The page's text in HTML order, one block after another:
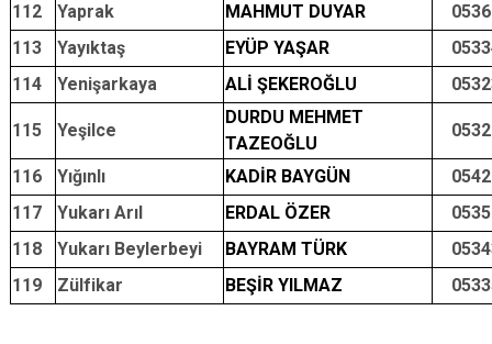
112
Yaprak MAHMUT DUYAR
113
Yayıktaş EYÜP YAŞAR
114
Yenişarkaya ALİ ŞEKEROĞLU
115 Yeşilce
DURDU MEHMET
TAZEOĞLU
116 Yığınlı KADİR BAYGÜN
117
Yukarı Arıl ERDAL ÖZER
118
Yukarı Beylerbeyi BAYRAM TÜRK
119
Zülfikar BEŞİR YILMAZ